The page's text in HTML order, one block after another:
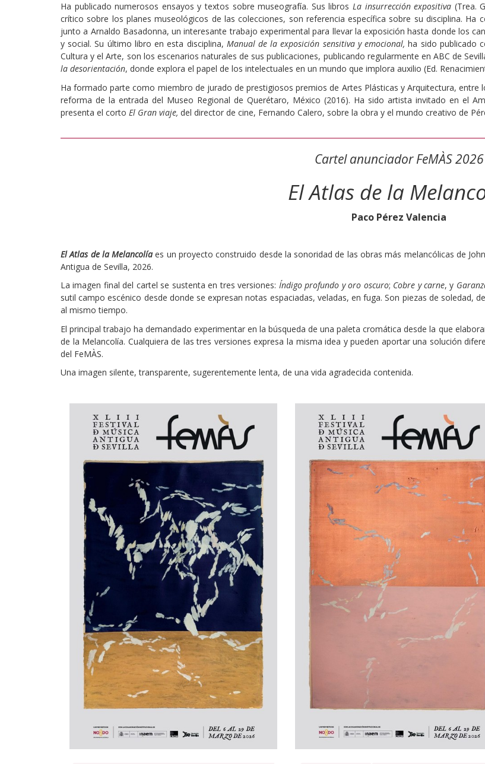
Ha publicado numerosos ensayos y textos sobre museografía. Sus libros La insurrección expositiva (Trea.
crítico sobre los planes museológicos de las colecciones, son referencia específica sobre su disciplina. Ha
junto a Arnaldo Basadonna, un interesante trabajo experimental para llevar la exposición hasta donde los
y social. Su último libro en esta disciplina, Manual de la exposición sensitiva y emocional,ha sido publicado
Cultura y el Arte, son los escenarios naturales de sus publicaciones, publicando regularmente en ABC de
la desorientación, donde explora el papel de los intelectuales en un mundo que implora auxilio (Ed.
Ha formado parte como miembro de jurado de prestigiosos premios de Artes Plásticas y Arquitectura, entre
reforma de la entrada del Museo Regional de Querétaro, México (2016). Ha sido artista invitado en el
presenta el corto El Gran viaje, del director de cine, Fernando Calero, sobre la obra y el mundo creativo de
Cartel anunciador FeMÀS 2026
El Atlas de la
Paco Pérez Valencia
El Atlas de la Melancolíaes un proyecto construido desde la sonoridad de las obras más melancólicas de
Antigua de Sevilla, 2026.
La imagen final del cartel se sustenta en tres versiones: Índigo profundo y oro oscuro; Cobre y carne, y
sutil campo escénico desde donde se expresan notas espaciadas, veladas, en fuga. Son piezas de soledad,
al mismo tiempo.
El principal trabajo ha demandado experimentar en la búsqueda de una paleta cromática desde la que
de la Melancolía. Cualquiera de las tres versiones expresa la misma idea y pueden aportar una solución
del FeMÀS.
Una imagen silente, transparente, sugerentemente lenta, de una vida agradecida contenida.